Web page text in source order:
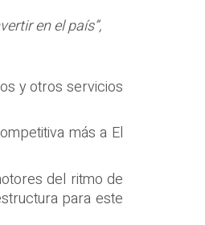
en el país”,
y otros servicios
más a El
del ritmo de
para este